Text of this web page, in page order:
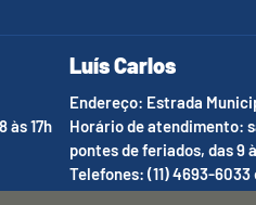
às 17h
Luís Carlos
Endereço: Estrada
Horário de atendimento:
pontes de feriados, das 9
Telefones: (11) 4693-6033